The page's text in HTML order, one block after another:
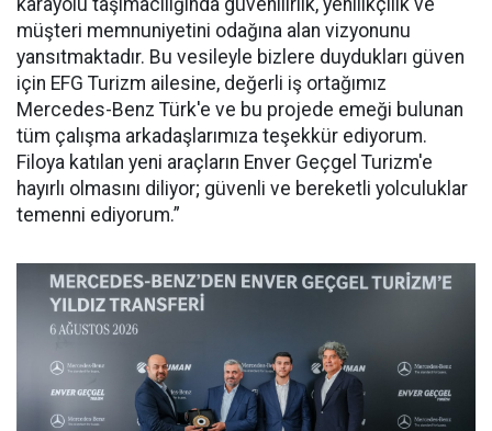
müşteri memnuniyetini odağına alan vizyonunu
yansıtmaktadır. Bu vesileyle bizlere duydukları güven
için EFG Turizm ailesine, değerli iş ortağımız
Mercedes-Benz Türk'e ve bu projede emeği bulunan
tüm çalışma arkadaşlarımıza teşekkür ediyorum.
Filoya katılan yeni araçların Enver Geçgel Turizm'e
hayırlı olmasını diliyor; güvenli ve bereketli yolculuklar
temenni ediyorum.”